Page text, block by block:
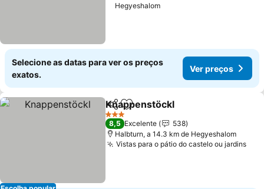
Hegyeshalom
Selecione as datas para ver os preços
exatos.
Ver preços
PartilharAdicionar aos favoritos
Knappenstöckl
3 Estrelas
8,5 Excelente
538
Halbturn, a 14.3 km de Hegyeshalom
Vistas para o pátio do castelo ou jardins